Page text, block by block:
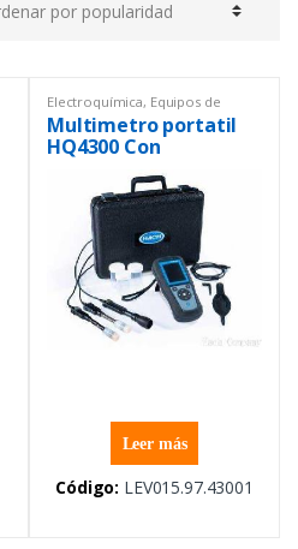
Electroquímica, Equipos de
Laboratorio Multiparámetro,
Portátil
Multimetro portatil
HQ4300 Con
electrodos de PH/
conductividad / OD,
cable 1 m
Leer más
Código: LEV015.97.43001